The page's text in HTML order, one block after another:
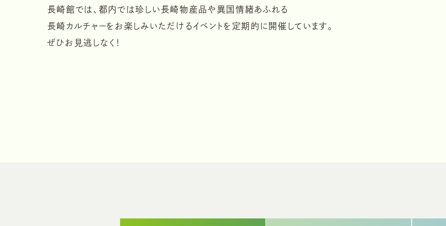
長崎館では、都内では珍しい長崎物産品や異国情緒あふれる
長崎カルチャーを お楽しみいただけるイベントを 定期的に開催しています。
ぜひお見逃しなく！